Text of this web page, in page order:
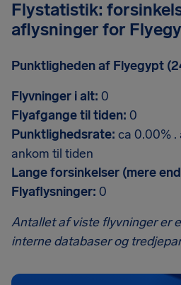
Flystatistik:
aflysninger for
Punktligheden af Flyegypt
Flyvninger i alt: 0
Flyafgange til tiden: 0
Punktlighedsrate: ca 0.00%
ankom til tiden
Lange forsinkelser (mere
Flyaflysninger: 0
Antallet af viste flyvninger er
interne databaser og